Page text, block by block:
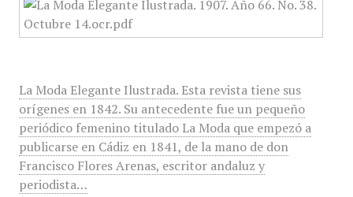
La Moda Elegante Ilustrada. Esta revista tiene sus
orígenes en 1842. Su antecedente fue un pequeño
periódico femenino titulado La Moda que empezó a
publicarse en Cádiz en 1841, de la mano de don
Francisco Flores Arenas, escritor andaluz y
periodista…